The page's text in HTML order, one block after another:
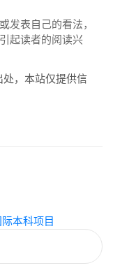
发表自己的看法，
起读者的阅读兴
，本站仅提供信